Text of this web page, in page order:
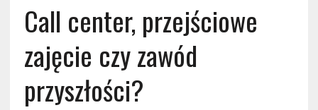
Call center, przejściowe
zajęcie czy zawód
przyszłości?